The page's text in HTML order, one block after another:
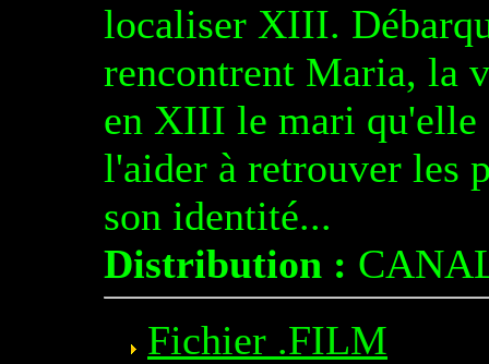
localiser XIII.
rencontrent Maria, la
en XIII le mari qu'elle
l'aider à retrouver les
son identité...
Distribution :
Fichier .FILM